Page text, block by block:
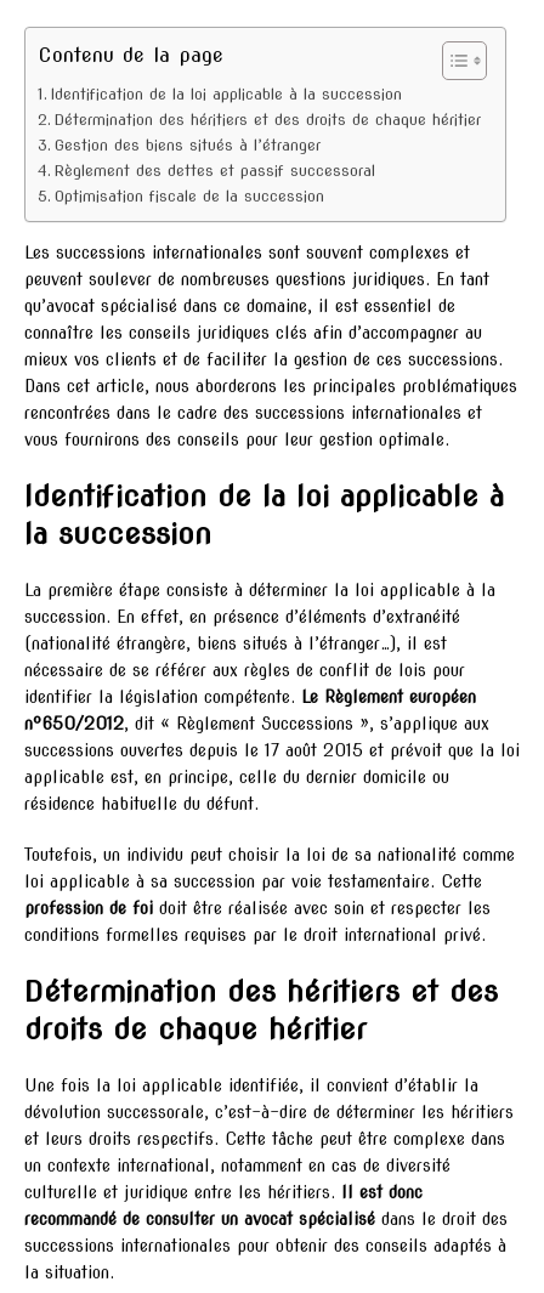
Contenu de la page
Identification de la loi applicable à la succession
Détermination des héritiers et des droits de chaque héritier
Gestion des biens situés à l’étranger
Règlement des dettes et passif successoral
Optimisation fiscale de la succession
Les successions internationales sont souvent complexes et
peuvent soulever de nombreuses questions juridiques. En tant
qu’avocat spécialisé dans ce domaine, il est essentiel de
connaître les conseils juridiques clés afin d’accompagner au
mieux vos clients et de faciliter la gestion de ces successions.
Dans cet article, nous aborderons les principales problématiques
rencontrées dans le cadre des successions internationales et
vous fournirons des conseils pour leur gestion optimale.
Identification de la loi applicable à
la succession
La première étape consiste à déterminer la loi applicable à la
succession. En effet, en présence d’éléments d’extranéité
(nationalité étrangère, biens situés à l’étranger…), il est
nécessaire de se référer aux règles de conflit de lois pour
identifier la législation compétente. Le Règlement européen
n°650/2012, dit « Règlement Successions », s’applique aux
successions ouvertes depuis le 17 août 2015 et prévoit que la loi
applicable est, en principe, celle du dernier domicile ou
résidence habituelle du défunt.
Toutefois, un individu peut choisir la loi de sa nationalité comme
loi applicable à sa succession par voie testamentaire. Cette
profession de foi doit être réalisée avec soin et respecter les
conditions formelles requises par le droit international privé.
Détermination des héritiers et des
droits de chaque héritier
Une fois la loi applicable identifiée, il convient d’établir la
dévolution successorale, c’est-à-dire de déterminer les héritiers
et leurs droits respectifs. Cette tâche peut être complexe dans
un contexte international, notamment en cas de diversité
culturelle et juridique entre les héritiers.
Il est donc
recommandé de consulter un avocat spécialisé dans le droit des
successions internationales pour obtenir des conseils adaptés à
la situation.